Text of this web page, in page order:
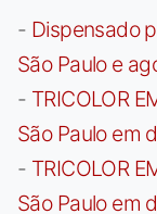
- Dispensado
São Paulo e
- TRICOLOR
São Paulo em
- TRICOLOR
São Paulo em